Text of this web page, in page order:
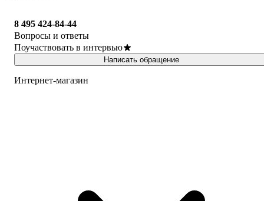
8 495 424-84-44
Вопросы и ответы
Поучаствовать в интервью
Написать обращение
Интернет-магазин